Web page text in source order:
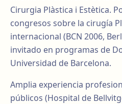
Cirurgia Plàstica i Estètica.
congresos sobre la cirugía
internacional (BCN 2006,
invitado en programas de
Universidad de Barcelona.
Amplia experiencia
públicos (Hospital de